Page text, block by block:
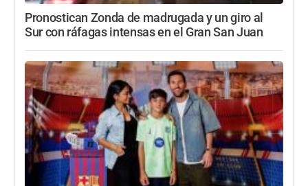
Pronostican Zonda de madrugada y un giro al
Sur con ráfagas intensas en el Gran San Juan